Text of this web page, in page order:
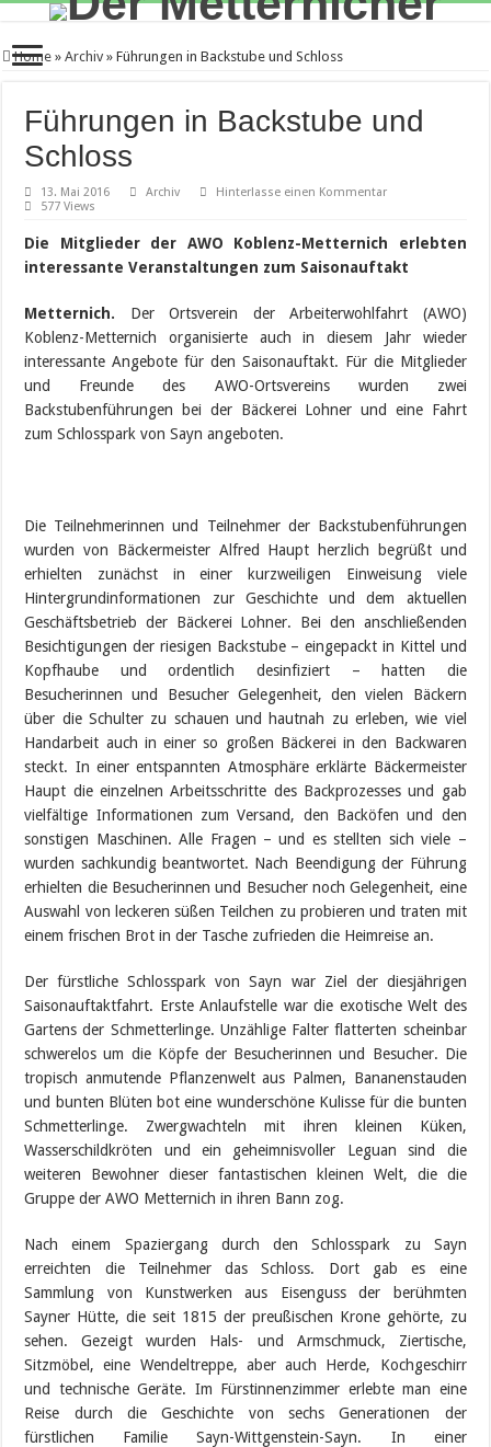
Home » Archiv » Führungen in Backstube und Schloss
Führungen in Backstube und
Schloss
13. Mai 2016 Archiv
Hinterlasse einen Kommentar
577 Views
Die Mitglieder der AWO Koblenz-Metternich erlebten
interessante Veranstaltungen zum Saisonauftakt
Metternich. Der Ortsverein der Arbeiterwohlfahrt (AWO)
Koblenz-Metternich organisierte auch in diesem Jahr wieder
interessante Angebote für den Saisonauftakt. Für die Mitglieder
und Freunde des AWO-Ortsvereins wurden zwei
Backstubenführungen bei der Bäckerei Lohner und eine Fahrt
zum Schlosspark von Sayn angeboten.
Die Teilnehmerinnen und Teilnehmer der Backstubenführungen
wurden von Bäckermeister Alfred Haupt herzlich begrüßt und
erhielten zunächst in einer kurzweiligen Einweisung viele
Hintergrundinformationen zur Geschichte und dem aktuellen
Geschäftsbetrieb der Bäckerei Lohner. Bei den anschließenden
Besichtigungen der riesigen Backstube – eingepackt in Kittel und
Kopfhaube und ordentlich desinfiziert – hatten die
Besucherinnen und Besucher Gelegenheit, den vielen Bäckern
über die Schulter zu schauen und hautnah zu erleben, wie viel
Handarbeit auch in einer so großen Bäckerei in den Backwaren
steckt. In einer entspannten Atmosphäre erklärte Bäckermeister
Haupt die einzelnen Arbeitsschritte des Backprozesses und gab
vielfältige Informationen zum Versand, den Backöfen und den
sonstigen Maschinen. Alle Fragen – und es stellten sich viele –
wurden sachkundig beantwortet. Nach Beendigung der Führung
erhielten die Besucherinnen und Besucher noch Gelegenheit, eine
Auswahl von leckeren süßen Teilchen zu probieren und traten mit
einem frischen Brot in der Tasche zufrieden die Heimreise an.
Der fürstliche Schlosspark von Sayn war Ziel der diesjährigen
Saisonauftaktfahrt. Erste Anlaufstelle war die exotische Welt des
Gartens der Schmetterlinge. Unzählige Falter flatterten scheinbar
schwerelos um die Köpfe der Besucherinnen und Besucher. Die
tropisch anmutende Pflanzenwelt aus Palmen, Bananenstauden
und bunten Blüten bot eine wunderschöne Kulisse für die bunten
Schmetterlinge. Zwergwachteln mit ihren kleinen Küken,
Wasserschildkröten und ein geheimnisvoller Leguan sind die
weiteren Bewohner dieser fantastischen kleinen Welt, die die
Gruppe der AWO Metternich in ihren Bann zog.
Nach einem Spaziergang durch den Schlosspark zu Sayn
erreichten die Teilnehmer das Schloss. Dort gab es eine
Sammlung von Kunstwerken aus Eisenguss der berühmten
Sayner Hütte, die seit 1815 der preußischen Krone gehörte, zu
sehen. Gezeigt wurden Hals- und Armschmuck, Ziertische,
Sitzmöbel, eine Wendeltreppe, aber auch Herde, Kochgeschirr
und technische Geräte. Im Fürstinnenzimmer erlebte man eine
Reise durch die Geschichte von sechs Generationen der
fürstlichen Familie Sayn-Wittgenstein-Sayn. In einer